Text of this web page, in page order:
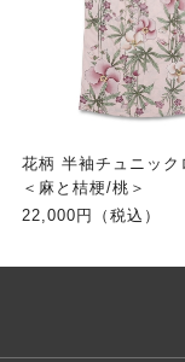
花柄 半袖チュニック
＜麻と桔梗/桃＞
22,000円（税込）